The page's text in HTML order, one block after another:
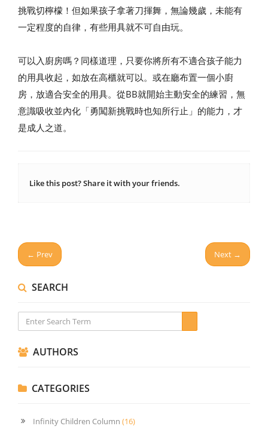
挑戰切檸檬！但如果孩子拿著刀揮舞，無論幾歲，未能有
一定程度的自律，有些用具就不可自由玩。
可以入廚房嗎？同樣道理，只要你將所有不適合孩子能力
的用具收起，如放在高櫃就可以。或在廳布置一個小廚
房，放適合安全的用具。從BB就開始主動安全的練習，無
意識吸收並內化「勇闖新挑戰時也知所行止」的能力，才
是成人之道。
Like this post? Share it with your friends.
← Prev Next →
SEARCH
AUTHORS
CATEGORIES
Infinity Children Column (16)